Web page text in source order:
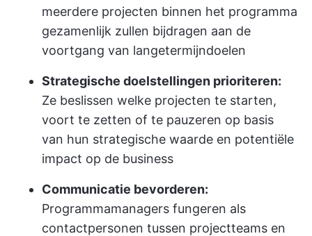
meerdere projecten binnen het programma
gezamenlijk zullen bijdragen aan de
voortgang van langetermijndoelen
Strategische doelstellingen prioriteren:
Ze beslissen welke projecten te starten,
voort te zetten of te pauzeren op basis
van hun strategische waarde en potentiële
impact op de business
Communicatie bevorderen:
Programmamanagers fungeren als
contactpersonen tussen projectteams en